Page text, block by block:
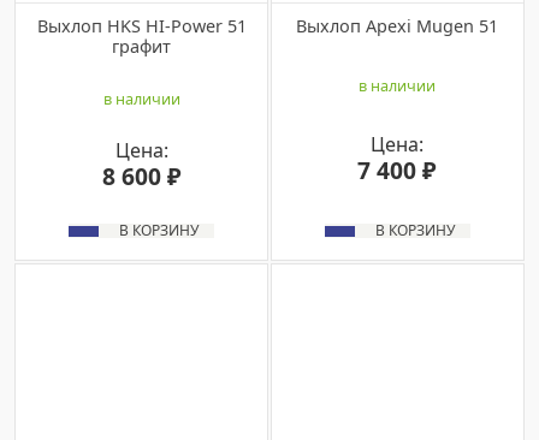
Выхлоп HKS HI-Power 51
графит
в наличии
Цена:
8 600 ₽
В КОРЗИНУ
Bыxлоп Apexi Mugen 51
в наличии
Цена:
7 400 ₽
В КОРЗИНУ